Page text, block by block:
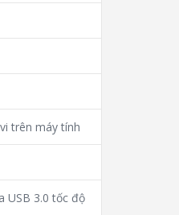
trên máy tính
USB 3.0 tốc độ